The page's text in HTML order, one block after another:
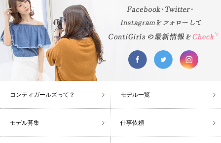
コンティガールズって？ モデル一覧
モデル募集 仕事依頼